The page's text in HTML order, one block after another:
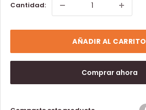
Cantidad:
AÑADIR AL CARRITO
Comprar ahora